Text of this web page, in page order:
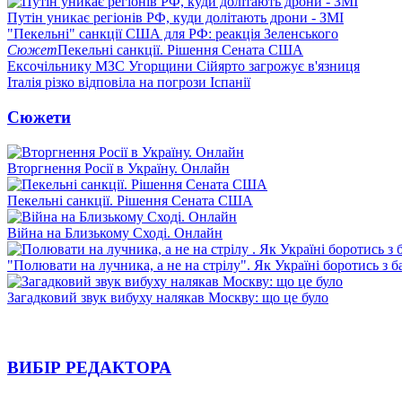
Путін уникає регіонів РФ, куди долітають дрони - ЗМІ
"Пекельні" санкції США для РФ: реакція Зеленського
СюжетПекельні санкції. Рішення Сената США
Ексочільнику МЗС Угорщини Сійярто загрожує в'язниця
Італія різко відповіла на погрози Іспанії
Сюжети
Вторгнення Росії в Україну. Онлайн
Пекельні санкції. Рішення Сената США
Війна на Близькому Сході. Онлайн
"Полювати на лучника, а не на стрілу". Як Україні боротись з
Загадковий звук вибуху налякав Москву: що це було
ВИБІР РЕДАКТОРА